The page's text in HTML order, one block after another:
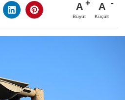
A
Büyüt
A
Küçült